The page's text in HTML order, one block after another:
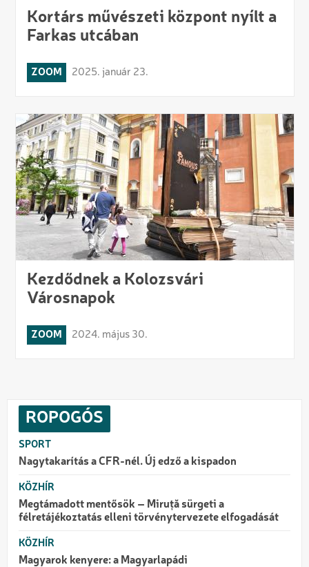
Kortárs művészeti központ nyílt a
Farkas utcában
ZOOM 2025. január 23.
Kezdődnek a Kolozsvári
Városnapok
ZOOM 2024. május 30.
ROPOGÓS
SPORT
Nagytakarítás a CFR-nél. Új edző a kispadon
KÖZHÍR
Megtámadott mentősök – Miruță sürgeti a
félretájékoztatás elleni törvénytervezete elfogadását
KÖZHÍR
Magyarok kenyere: a Magyarlapádi